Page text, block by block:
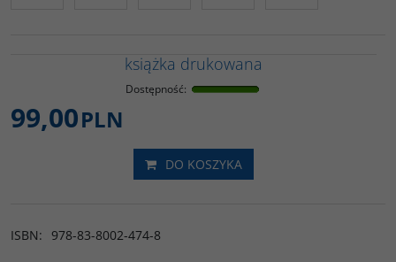
książka drukowana
Dostępność:
99,00PLN
DO KOSZYKA
ISBN: 978-83-8002-474-8